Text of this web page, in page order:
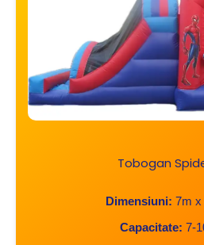
Tobogan
Dimensiuni: 7m x
Capacitate: 7-